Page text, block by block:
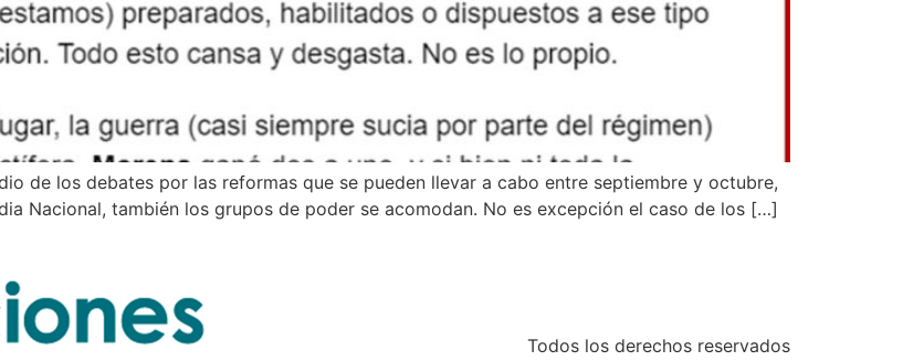
de los debates por las reformas que se pueden llevar a cabo entre septiembre y octubre,
Nacional, también los grupos de poder se acomodan. No es excepción el caso de los […]
Todos los derechos reservados